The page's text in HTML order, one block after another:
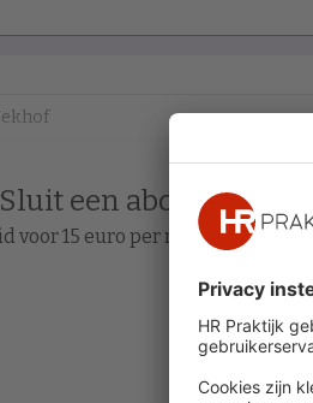
Sluit een abonnement
voor 15 euro per maand en lees
Account
Heb je al een